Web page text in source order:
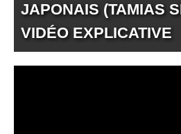
JAPONAIS (TAMIAS
VIDÉO EXPLICATIVE